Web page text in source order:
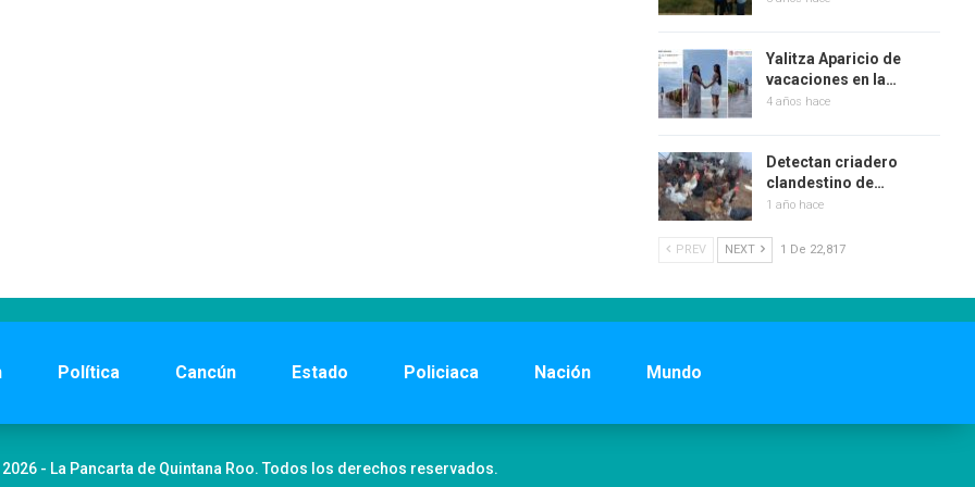
Yalitza Aparicio de
vacaciones en la…
4 años hace
Detectan criadero
clandestino de…
1 año hace
PREV NEXT 1 De 22,817
Política Cancún Estado Policiaca Nación Mundo
- La Pancarta de Quintana Roo. Todos los derechos reservados.